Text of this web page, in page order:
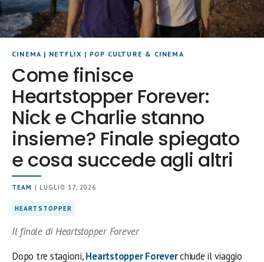
CINEMA | NETFLIX | POP CULTURE & CINEMA
Come finisce
Heartstopper Forever:
Nick e Charlie stanno
insieme? Finale spiegato
e cosa succede agli altri
TEAM | LUGLIO 17, 2026
HEARTSTOPPER
Il finale di Heartstopper Forever
Dopo tre stagioni,Heartstopper Foreverchiude il viaggio